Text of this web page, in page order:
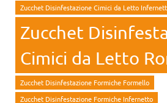
Zucchet Disinfestazione Cimici da Letto
Zucchet
Cimici da Letto
Zucchet Disinfestazione Formiche Formello
Zucchet Disinfestazione Formiche Infernetto